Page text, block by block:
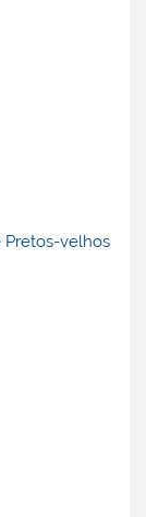
Pretos-velhos